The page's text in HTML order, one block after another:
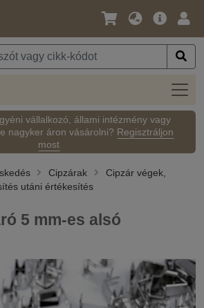
Nyelv
Pénznem
Fő
vállalkozó, állami intézmény vagy
nagyker áron vásárolni? Regisztráljon
most
Cipzárak
Cipzár végek,
utáni értékesítés
5 mm-es alsó